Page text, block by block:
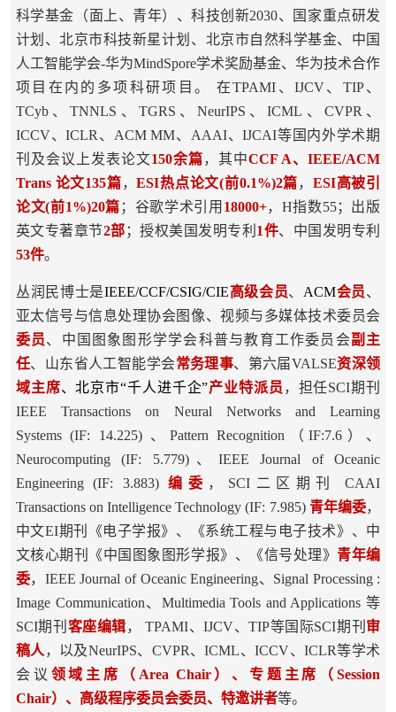
科学基金（面上、青年）、科技创新2030、国家重点研发
计划、北京市科技新星计划、北京市自然科学基金、中国
人工智能学会-华为MindSpore学术奖励基金、华为技术合作
项目在内的多项科研项目。 在TPAMI、IJCV、TIP、
TCyb、TNNLS、TGRS、NeurIPS、ICML、CVPR、
ICCV、ICLR、ACM MM、AAAI、IJCAI等国内外学术期
刊及会议上发表论文150余篇，其中CCF A、IEEE/ACM
Trans 论文135篇，ESI热点论文(前0.1%)2篇， ESI高被引
论文(前1%)20篇 ；谷歌学术引用 18000+，H指数55；出版
英文专著章节2部 ；授权美国发明专利 1件、中国发明专利
53件。
丛润民博士是IEEE/CCF/CSIG/CIE高级会员、 ACM会员、
亚太信号与信息处理协会图像、视频与多媒体技术委员会
委员、中国图象图形学学会科普与教育工作委员会副主
任、山东省人工智能学会常务理事、第六届VALSE资深领
域主席、北京市“千人进千企”产业特派员 ，担任SCI期刊
IEEE Transactions on Neural Networks and Learning
Systems(IF: 14.225)、Pattern Recognition（IF:7.6）、
Neurocomputing (IF: 5.779)、IEEE Journal of Oceanic
Engineering (IF: 3.883)编委 ，SCI二区期刊 CAAI
Transactions on Intelligence Technology (IF: 7.985) 青年编委，
中文EI期刊《电子学报》、《系统工程与电子技术》、中
文核心期刊《中国图象图形学报》、《信号处理》 青年编
委，IEEE Journal of Oceanic Engineering、Signal Processing :
Image Communication、Multimedia Tools and Applications 等
SCI期刊 客座编辑， TPAMI、IJCV、TIP等国际SCI期刊 审
稿人 ，以及NeurIPS、CVPR、ICML、ICCV、ICLR等学术
会议 领域主席（Area Chair）、专题主席（Session
Chair）、高级程序委员会委员、特邀讲者等。